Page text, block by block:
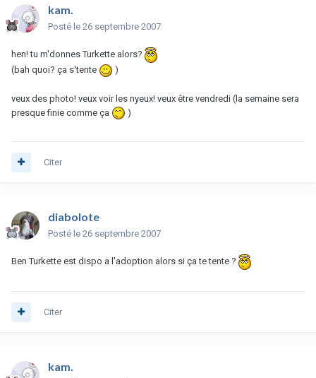
kam.
Posté le 26 septembre 2007
hen! tu m'donnes Turkette alors?
(bah quoi? ça s'tente
)
veux des photo! veux voir les nyeux! veux être vendredi (la semaine sera
presque finie comme ça
)
Citer
diabolote
Posté le 26 septembre 2007
Ben Turkette est dispo a l'adoption alors si ça te tente ?
Citer
kam.